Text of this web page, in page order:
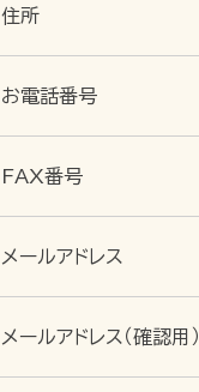
住所
お電話番号
FAX番号
メールアドレス
メールアドレス（確認用）